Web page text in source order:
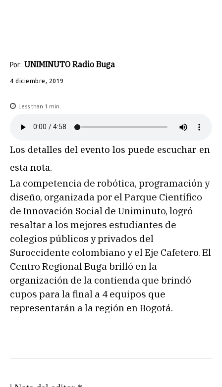
Por: UNIMINUTO Radio Buga
4 diciembre, 2019
Less than 1 min.
Los detalles del evento los puede escuchar en
esta nota.
La competencia de robótica, programación y
diseño, organizada por el Parque Científico
de Innovación Social de Uniminuto, logró
resaltar a los mejores estudiantes de
colegios públicos y privados del
Suroccidente colombiano y el Eje Cafetero. El
Centro Regional Buga brilló en la
organización de la contienda que brindó
cupos para la final a 4 equipos que
representarán a la región en Bogotá.